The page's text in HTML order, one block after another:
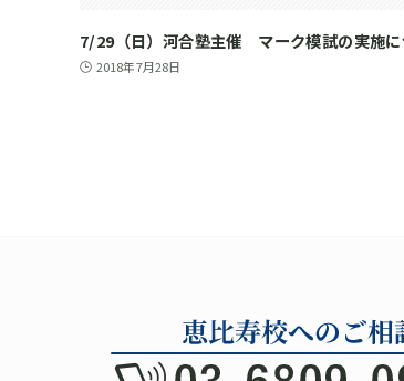
7/29（日）河合塾主催 マーク模試の実施に
2018年7月28日